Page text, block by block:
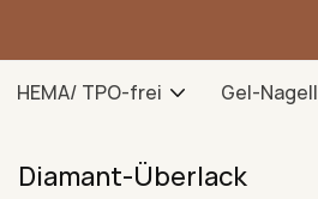
HEMA/ TPO-frei Gel-
Diamant-Überlack